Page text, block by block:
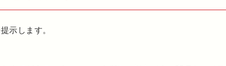
示します。